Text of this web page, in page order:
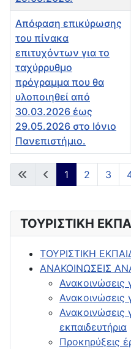
ΤΟΥΡΙΣΤΙΚΗ
ΤΟΥΡΙΣΤΙΚΗ
ΑΝΑΚΟΙΝΩΣΕΙΣ
Ανακοινώσεις
Ανακοινώσεις
Ανακοινώσεις
εκπαιδευτήρια
Προκηρύξεις
Άρθρα
Απόφαση επικύρωσης
του πίνακα
επιτυχόντων για το
ταχύρρυθμο
πρόγραμμα που θα
υλοποιηθεί από
30.03.2026 έως
29.05.2026 στο Ιόνιο
Πανεπιστήμιο.
1 2 3